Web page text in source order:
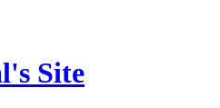
Site